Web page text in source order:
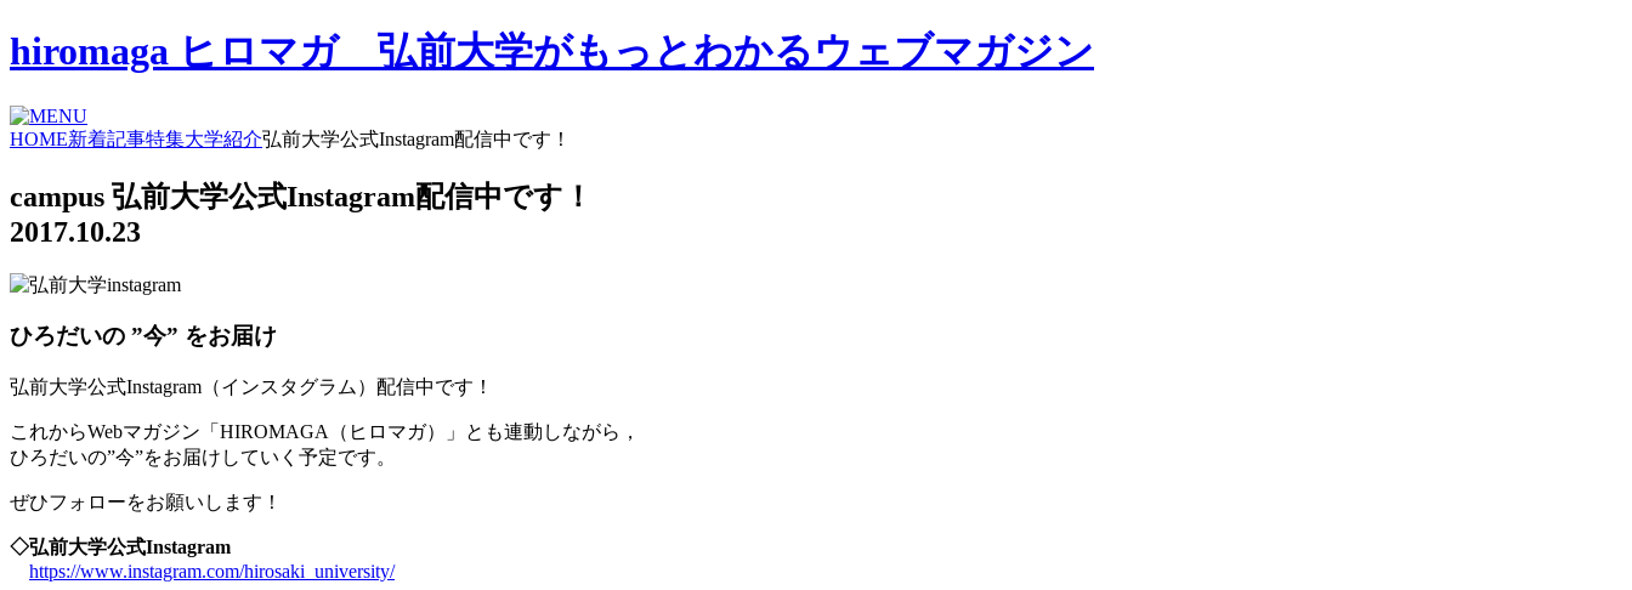
hiromaga ヒロマガ 弘前大学がもっとわかるウェブマガジン
HOME新着記事特集大学紹介弘前大学公式Instagram配信中です！
campus 弘前大学公式Instagram配信中です！
2017.10.23
ひろだいの ”今” をお届け
弘前大学公式Instagram（インスタグラム）配信中です！
これからWebマガジン「HIROMAGA（ヒロマガ）」とも連動しながら，
ひろだいの”今”をお届けしていく予定です。
ぜひフォローをお願いします！
◇弘前大学公式Instagram
https://www.instagram.com/hirosaki_university/